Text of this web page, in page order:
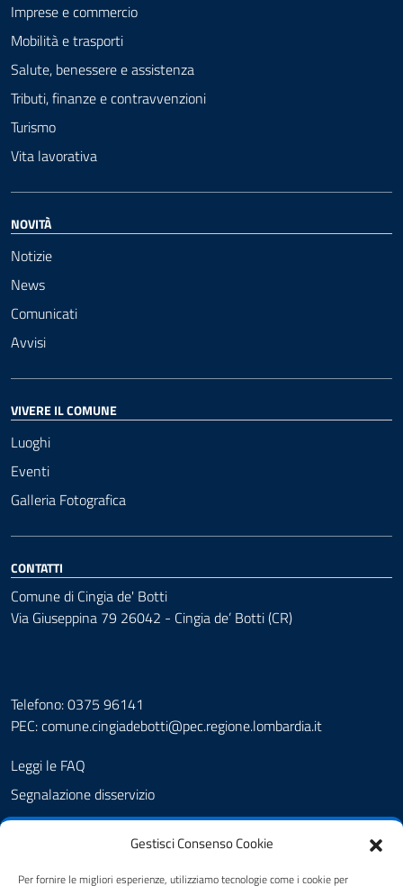
Gestisci Consenso Cookie
Per fornire le migliori esperienze, utilizziamo tecnologie come i cookie per
Imprese e commercio
Mobilità e trasporti
Salute, benessere e assistenza
Tributi, finanze e contravvenzioni
Turismo
Vita lavorativa
NOVITÀ
Notizie
News
Comunicati
Avvisi
VIVERE IL COMUNE
Luoghi
Eventi
Galleria Fotografica
CONTATTI
Comune di Cingia de' Botti
Via Giuseppina 79 26042 - Cingia de’ Botti (CR)
Telefono: 0375 96141
PEC:comune.cingiadebotti@pec.regione.lombardia.it
Leggi le FAQ
Segnalazione disservizio
Prenotazione appuntamento
Amministrazione trasparente